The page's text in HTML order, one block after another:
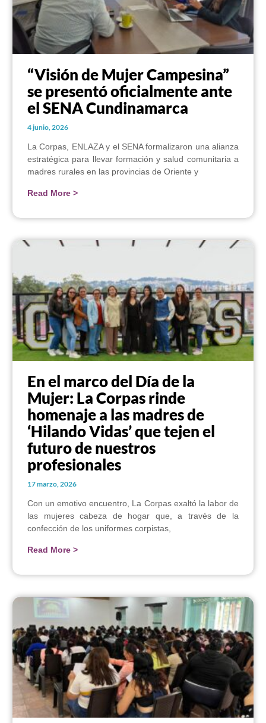
“Visión de Mujer Campesina”
se presentó oficialmente ante
el SENA Cundinamarca
4 junio, 2026
La Corpas, ENLAZA y el SENA formalizaron una alianza
estratégica para llevar formación y salud comunitaria a
madres rurales en las provincias de Oriente y
Read More >
En el marco del Día de la
Mujer: La Corpas rinde
homenaje a las madres de
‘Hilando Vidas’ que tejen el
futuro de nuestros
profesionales
17 marzo, 2026
Con un emotivo encuentro, La Corpas exaltó la labor de
las mujeres cabeza de hogar que, a través de la
confección de los uniformes corpistas,
Read More >